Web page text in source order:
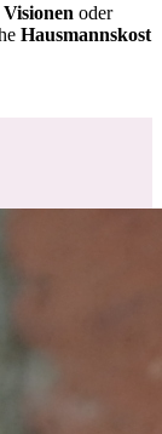
Visionen oder
Hausmannskost